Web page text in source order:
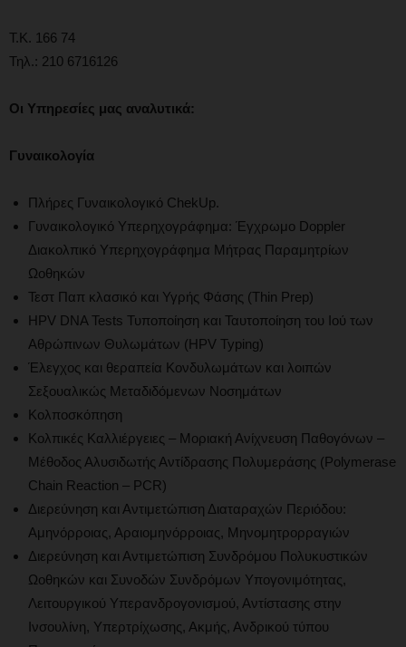
Τ.Κ. 166 74
Τηλ.: 210 6716126
Οι Υπηρεσίες μας αναλυτικά:
Γυναικολογία
Πλήρες Γυναικολογικό ChekUp.
Γυναικολογικό Υπερηχογράφημα: Έγχρωμο Doppler
Διακολπικό Υπερηχογράφημα Μήτρας Παραμητρίων
Ωοθηκών
Τεστ Παπ κλασικό και Υγρής Φάσης (Thin Prep)
HPV DNA Tests Τυποποίηση και Ταυτοποίηση του Ιού των
Αθρώπινων Θυλωμάτων (HPV Typing)
Έλεγχος και θεραπεία Κονδυλωμάτων και λοιπών
Σεξουαλικώς Μεταδιδόμενων Νοσημάτων
Κολποσκόπηση
Κολπικές Καλλιέργειες – Μοριακή Ανίχνευση Παθογόνων –
Μέθοδος Αλυσιδωτής Αντίδρασης Πολυμεράσης (Polymerase
Chain Reaction – PCR)
Διερεύνηση και Αντιμετώπιση Διαταραχών Περιόδου:
Αμηνόρροιας, Αραιομηνόρροιας, Μηνομητρορραγιών
Διερεύνηση και Αντιμετώπιση Συνδρόμου Πολυκυστικών
Ωοθηκών και Συνοδών Συνδρόμων Υπογονιμότητας,
Λειτουργικού Υπερανδρογονισμού, Αντίστασης στην
Ινσουλίνη, Υπερτρίχωσης, Ακμής, Ανδρικού τύπου